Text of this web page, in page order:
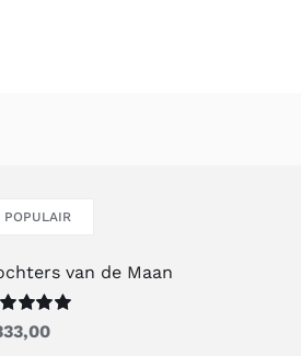
POPULAIR
van de Maan
uit 5